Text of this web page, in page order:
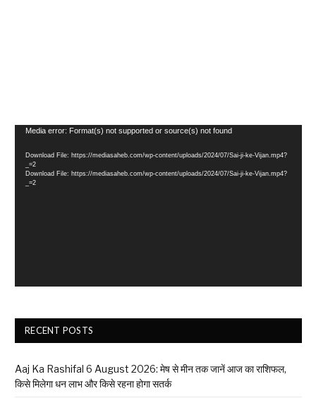
Video
Media error: Format(s) not supported or source(s) not found
Download File: https://mediasaheb.com/wp-content/uploads/2024/07/Sai-ji-ke-Vijan.mp4?
_=2
Download File: https://mediasaheb.com/wp-content/uploads/2024/07/Sai-ji-ke-Vijan.mp4?
_=2
RECENT POSTS
Aaj Ka Rashifal 6 August 2026: मेष से मीन तक जानें आज का राशिफल,
किसे मिलेगा धन लाभ और किसे रहना होगा सतर्क